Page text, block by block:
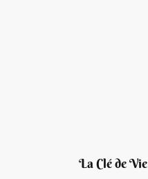
La Clé de Vie